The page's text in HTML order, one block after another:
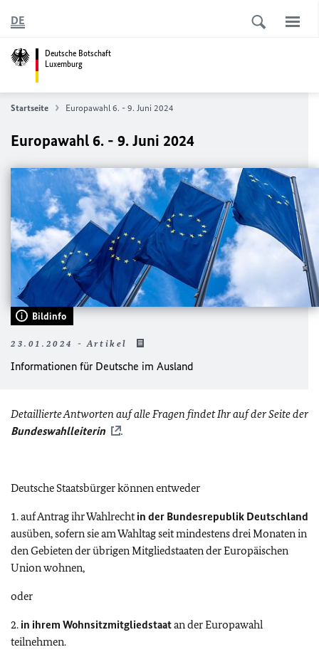
Deutsche Botschaft
Luxemburg
DE
Startseite Europawahl 6. - 9. Juni 2024
Europawahl 6. - 9. Juni 2024
Bildinfo
23.01.2024 - Artikel
Informationen für Deutsche im Ausland
Detaillierte Antworten auf alle Fragen findet Ihr auf der Seite der
Bundeswahlleiterin
.
Deutsche Staatsbürger können entweder
1. auf Antrag ihr Wahlrechtin der Bundesrepublik Deutschland
ausüben, sofern sie am Wahltag seit mindestens drei Monaten in
den Gebieten der übrigen Mitgliedstaaten der Europäischen
Union wohnen,
oder
2. in ihrem Wohnsitzmitgliedstaatan der Europawahl
teilnehmen.